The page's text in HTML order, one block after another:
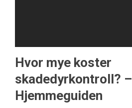
Hvor mye koster
skadedyrkontroll? –
Hjemmeguiden